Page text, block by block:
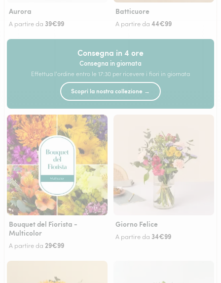
Aurora
A partire da 39€99
Batticuore
A partire da 44€99
Consegna in 4 ore
Consegna in giornata
Effettua l'ordine entro le 17:30 per ricevere i fiori in giornata
Scopri la nostra collezione →
Bouquet del Fiorista -
Multicolor
A partire da 29€99
Giorno Felice
A partire da 34€99